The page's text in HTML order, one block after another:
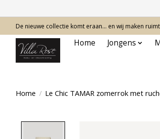
De nieuwe collectie komt eraan… en wij maken
Home Jongens
Home / Le Chic TAMAR zomerrok met